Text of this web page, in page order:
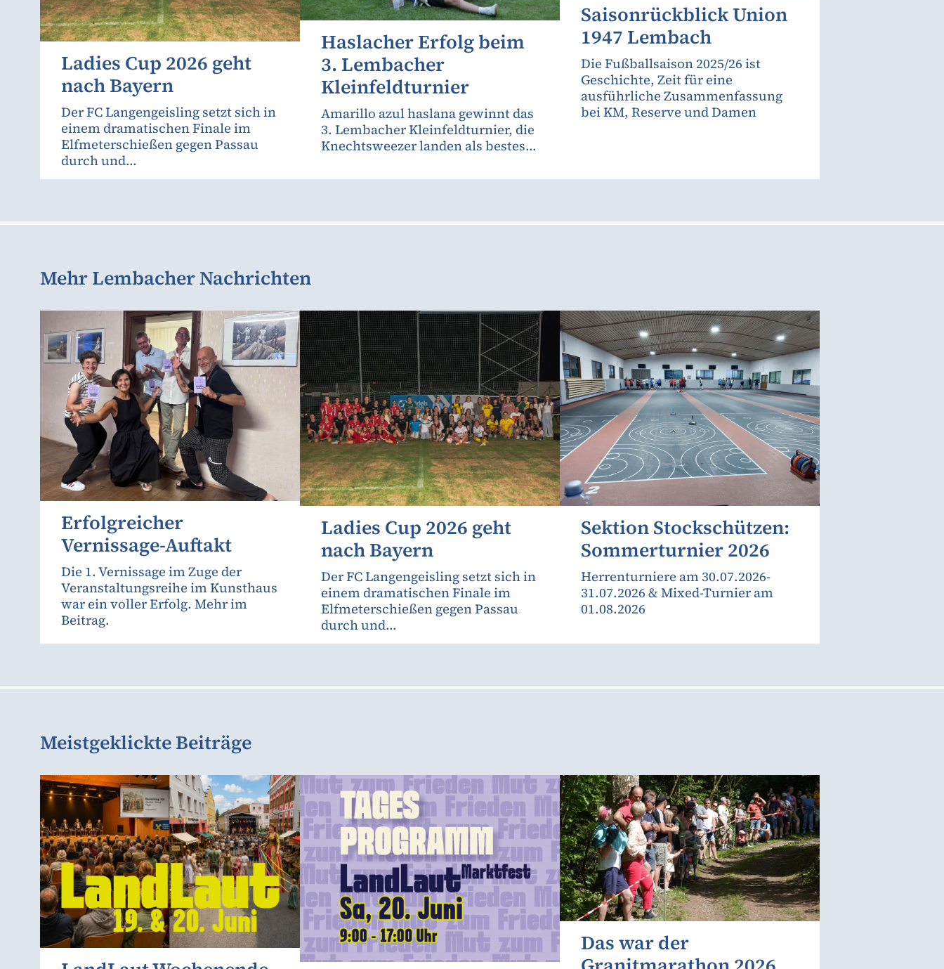
Ladies Cup 2026 geht
nach Bayern
Der FC Langengeisling setzt sich in
einem dramatischen Finale im
Elfmeterschießen gegen Passau
durch und...
Haslacher Erfolg beim
3. Lembacher
Kleinfeldturnier
Amarillo azul haslana gewinnt das
3. Lembacher Kleinfeldturnier, die
Knechtsweezer landen als bestes...
Saisonrückblick Union
1947 Lembach
Die Fußballsaison 2025/26 ist
Geschichte, Zeit für eine
ausführliche Zusammenfassung
bei KM, Reserve und Damen
Mehr Lembacher Nachrichten
Erfolgreicher
Vernissage-Auftakt
Die 1. Vernissage im Zuge der
Veranstaltungsreihe im Kunsthaus
war ein voller Erfolg. Mehr im
Beitrag.
Ladies Cup 2026 geht
nach Bayern
Der FC Langengeisling setzt sich in
einem dramatischen Finale im
Elfmeterschießen gegen Passau
durch und...
Sektion Stockschützen:
Sommerturnier 2026
Herrenturniere am 30.07.2026-
31.07.2026 & Mixed-Turnier am
01.08.2026
Meistgeklickte Beiträge
Das war der